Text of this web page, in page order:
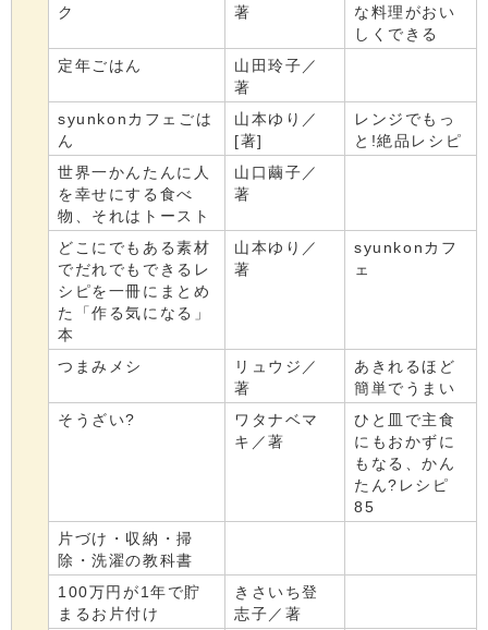
ク
著
な料理がおい
しくできる
定年ごはん
山田玲子／
著
syunkonカフェごは
ん
山本ゆり／
[著]
レンジでもっ
と!絶品レシピ
世界一かんたんに人
を幸せにする食べ
物、それはトースト
山口繭子／
著
どこにでもある素材
でだれでもできるレ
シピを一冊にまとめ
た「作る気になる」
本
山本ゆり／
著
syunkonカフ
ェ
つまみメシ
リュウジ／
著
あきれるほど
簡単でうまい
そうざい?
ワタナベマ
キ／著
ひと皿で主食
にもおかずに
もなる、かん
たん?レシピ
85
片づけ・収納・掃
除・洗濯の教科書
100万円が1年で貯
まるお片付け
きさいち登
志子／著